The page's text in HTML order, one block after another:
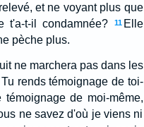
et ne voyant plus que
t'a-t-il condamnée?
11 Elle
pèche plus.
ne marchera pas dans les
rends témoignage de toi-
de moi-même,
ne savez d'où je viens ni